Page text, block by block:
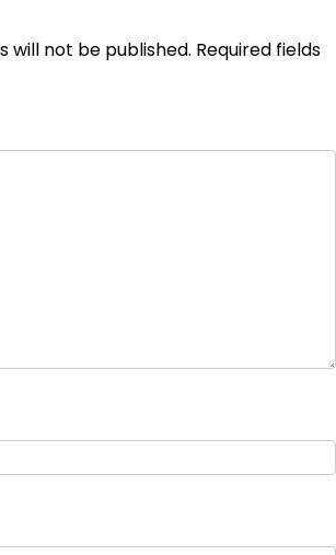
will not be published. Required fields